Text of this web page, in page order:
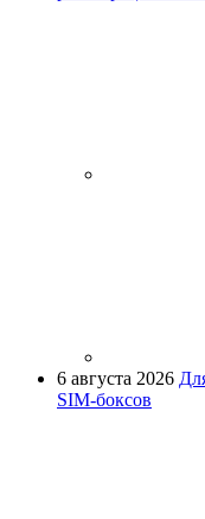
6 августа 2026
SIM-боксов